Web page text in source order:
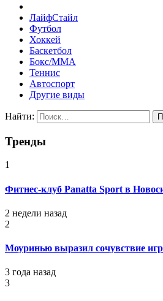
ЛайфСтайл
Футбол
Хоккей
Баскетбол
Бокс/MMA
Теннис
Автоспорт
Другие виды
Найти:
Тренды
1
Фитнес-клуб Panatta Sport в
2 недели назад
2
Моуринью выразил сочувствие
3 года назад
3